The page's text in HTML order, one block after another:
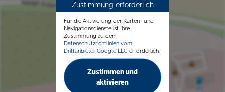
Zustimmung erforderlich
Für die Aktivierung der Karten- und
Navigationsdienste ist Ihre
Zustimmung zu den
Datenschutzrichtlinien vom
Drittanbieter Google LLC erforderlich.
Zustimmen und
aktivieren